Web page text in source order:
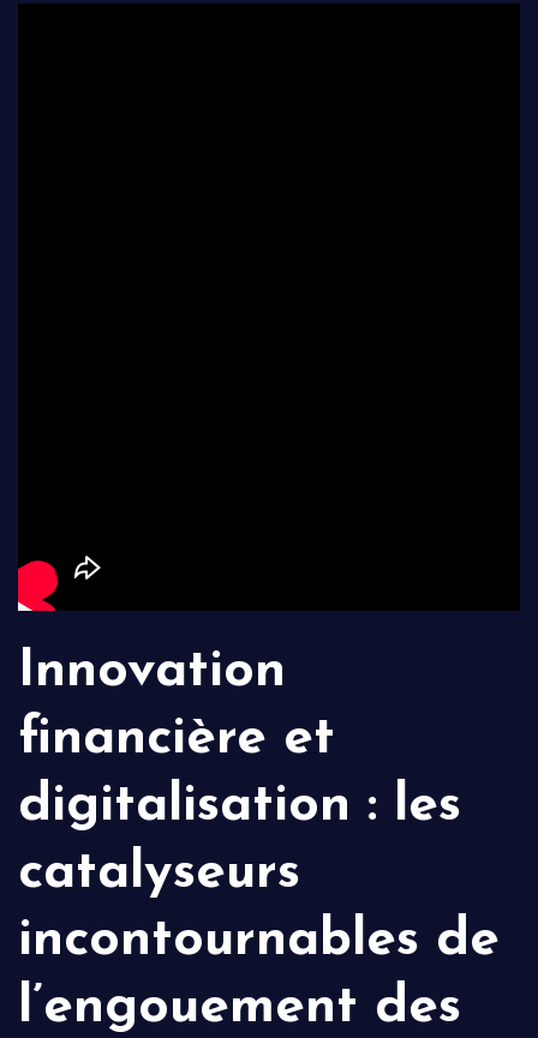
Innovation
financière et
digitalisation : les
catalyseurs
incontournables de
l’engouement des